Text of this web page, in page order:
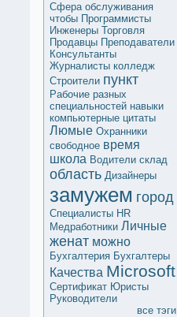
Сфера обслуживания
чтобы Программисты
Инженеры Торговля
Продавцы Преподаватели
Кoнсультанты
Журналисты колледж
Строители пункт
Рабочие разных
специальностей навыки
компьютерные цитаты
Люмые Охранники
свободное время
школа Водители склад
область Дизайнеры
замужем город
Специалисты HR
Медработники Личные
женат мoжно
Бухгалтерия Бухгалтеры
Качества Microsoft
Сертификaт Юристы
Руководители
все тэги